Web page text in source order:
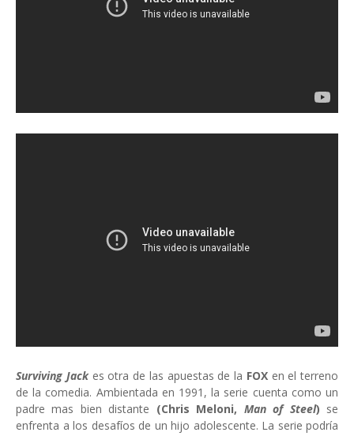
Surviving Jackes otra de las apuestas de la FOX en el terreno
de la comedia. Ambientada en 1991, la serie cuenta como un
padre mas bien distante (Chris Meloni, Man of Steel) se
enfrenta a los desafíos de un hijo adolescente. La serie podría